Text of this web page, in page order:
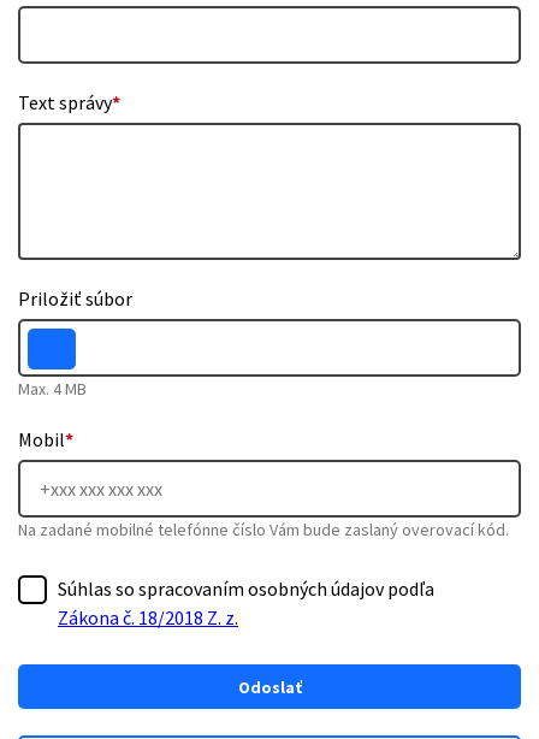
Text správy*
Priložiť súbor
Max. 4 MB
Mobil*
Na zadané mobilné telefónne číslo Vám bude zaslaný overovací kód.
Súhlas so spracovaním osobných údajov podľa
Zákona č. 18/2018 Z. z.